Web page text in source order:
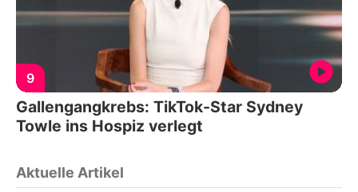
9
Gallengangkrebs: TikTok-Star Sydney
Towle ins Hospiz verlegt
Aktuelle Artikel